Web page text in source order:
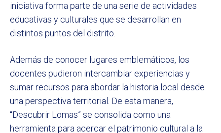
iniciativa forma parte de una serie de actividades
educativas y culturales que se desarrollan en
distintos puntos del distrito.
Además de conocer lugares emblemáticos, los
docentes pudieron intercambiar experiencias y
sumar recursos para abordar la historia local desde
una perspectiva territorial. De esta manera,
“Descubrir Lomas” se consolida como una
herramienta para acercar el patrimonio cultural a la